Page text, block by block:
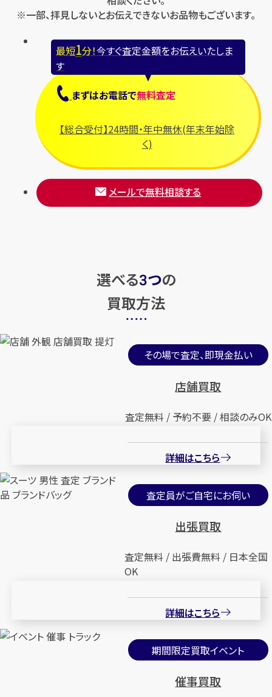
※一部、拝見しないとお伝えできないお品物もございます。
最短1分！今すぐ査定金額をお伝えいたしま
す
まずはお電話で無料査定
【総合受付】24時間・年中無休(年末年始除
く)
メールで無料相談する
選べる3つの
買取方法
その場で査定、即現金払い
店舗買取
査定無料 / 予約不要 / 相談のみOK
詳細はこちら
査定員がご自宅にお伺い
出張買取
査定無料 / 出張費無料 / 日本全国
OK
詳細はこちら
期間限定買取イベント
催事買取